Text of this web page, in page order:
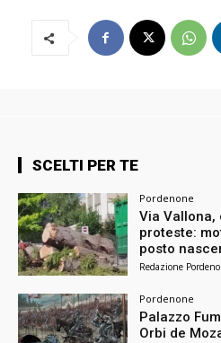
SCELTI PER TE
Pordenone
Via
proteste:
posto
Redazione
Pordenone
Palazzo
Orbi de